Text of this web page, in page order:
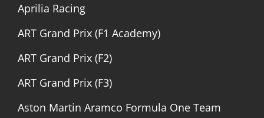
Aprilia Racing
ART Grand Prix (F1 Academy)
ART Grand Prix (F2)
ART Grand Prix (F3)
Aston Martin Aramco Formula One Team